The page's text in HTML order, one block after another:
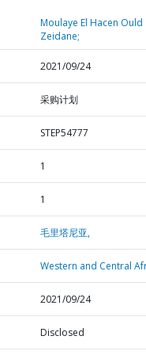
Moulaye El Hacen Ould
Zeidane;
2021/09/24
采购计划
STEP54777
1
1
毛里塔尼亚,
Western and Central
2021/09/24
Disclosed